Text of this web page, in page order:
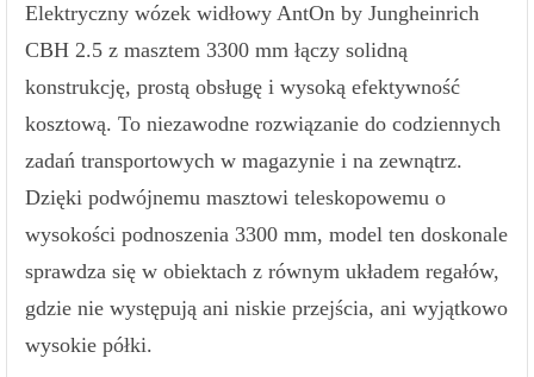
Elektryczny wózek widłowy AntOn by Jungheinrich
CBH 2.5 z masztem 3300 mm łączy solidną
konstrukcję, prostą obsługę i wysoką efektywność
kosztową. To niezawodne rozwiązanie do codziennych
zadań transportowych w magazynie i na zewnątrz.
Dzięki podwójnemu masztowi teleskopowemu o
wysokości podnoszenia 3300 mm, model ten doskonale
sprawdza się w obiektach z równym układem regałów,
gdzie nie występują ani niskie przejścia, ani wyjątkowo
wysokie półki.